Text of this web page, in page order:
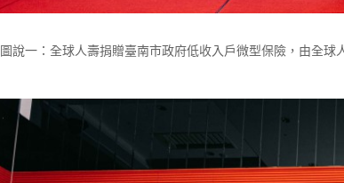
圖說一：全球人壽捐贈臺南市政府低收入戶微型保險，由全